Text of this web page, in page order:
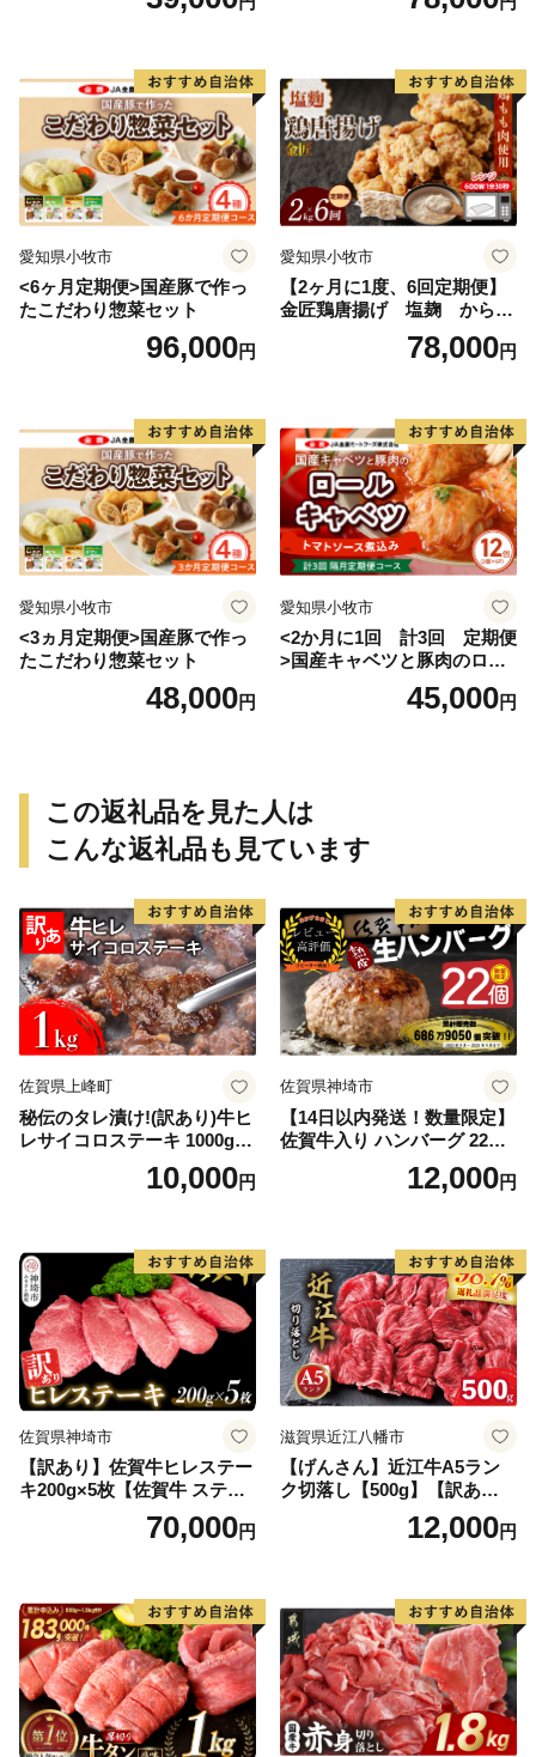
愛知県小牧市
<6ヶ月定期便>国産豚で作っ
たこだわり惣菜セット
96,000円
愛知県小牧市
【2ヶ月に1度、6回定期便】
金匠鶏唐揚げ 塩麹 からあ
78,000円
愛知県小牧市
<3ヵ月定期便>国産豚で作っ
たこだわり惣菜セット
48,000円
愛知県小牧市
<2か月に1回 計3回 定期便
>国産キャベツと豚肉のロー
ルキャベツ（6P入り）
45,000円
この返礼品を見た人は
こんな返礼品も見ています
佐賀県上峰町
秘伝のタレ漬け!(訳あり)牛ヒ
レサイコロステーキ 1000g
10,000円
佐賀県神埼市
【14日以内発送！数量限定】
佐賀牛入り ハンバーグ 22個
2.6kg(120g×22個)【佐賀牛
黒毛和牛 ブランド牛 九州 ハ
気】(H083106)
12,000円
佐賀県神埼市
【訳あり】佐賀牛ヒレステー
キ200g×5枚【佐賀牛 ステー
キ ブランド肉 ヒレ肉 フィレ
肉 ジューシー ヘルシー】(H0
70,000円
滋賀県近江八幡市
【げんさん】近江牛A5ラン
ク切落し【500g】【訳あり】
12,000円